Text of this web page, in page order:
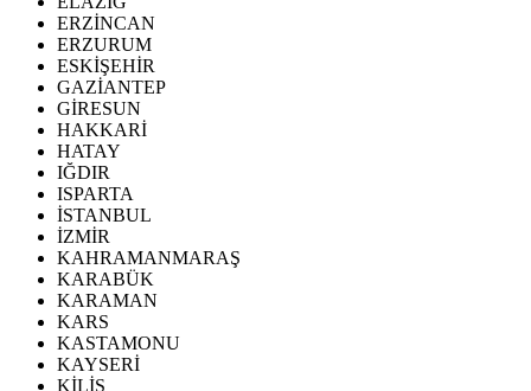
ERZİNCAN
ERZURUM
ESKİŞEHİR
GAZİANTEP
GİRESUN
HAKKARİ
HATAY
IĞDIR
ISPARTA
İSTANBUL
İZMİR
KAHRAMANMARAŞ
KARABÜK
KARAMAN
KARS
KASTAMONU
KAYSERİ
KİLİS